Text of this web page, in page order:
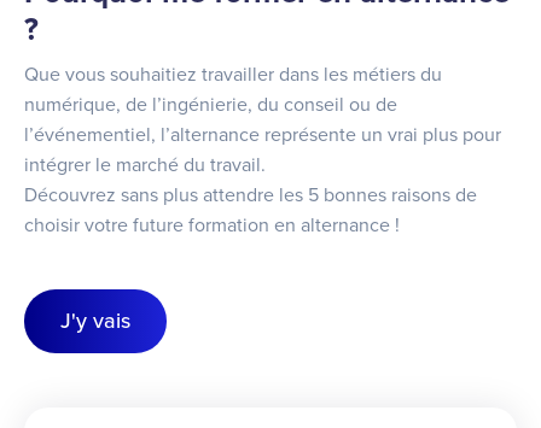
?
Que vous souhaitiez travailler dans les métiers du
numérique, de l’ingénierie, du conseil ou de
l’événementiel, l’alternance représente un vrai plus pour
intégrer le marché du travail.
Découvrez sans plus attendre les 5 bonnes raisons de
choisir votre future formation en alternance !
J'y vais